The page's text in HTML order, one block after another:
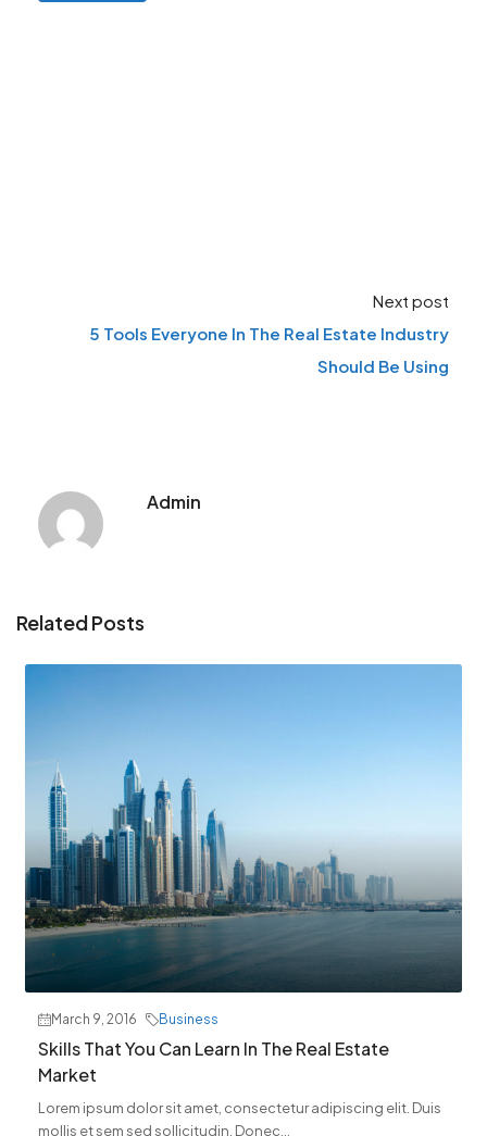
Next post
5 Tools Everyone In The Real Estate Industry
Should Be Using
Admin
Related Posts
March 9, 2016 Business
Skills That You Can Learn In The Real Estate
Market
Lorem ipsum dolor sit amet, consectetur adipiscing elit. Duis
mollis et sem sed sollicitudin. Donec...